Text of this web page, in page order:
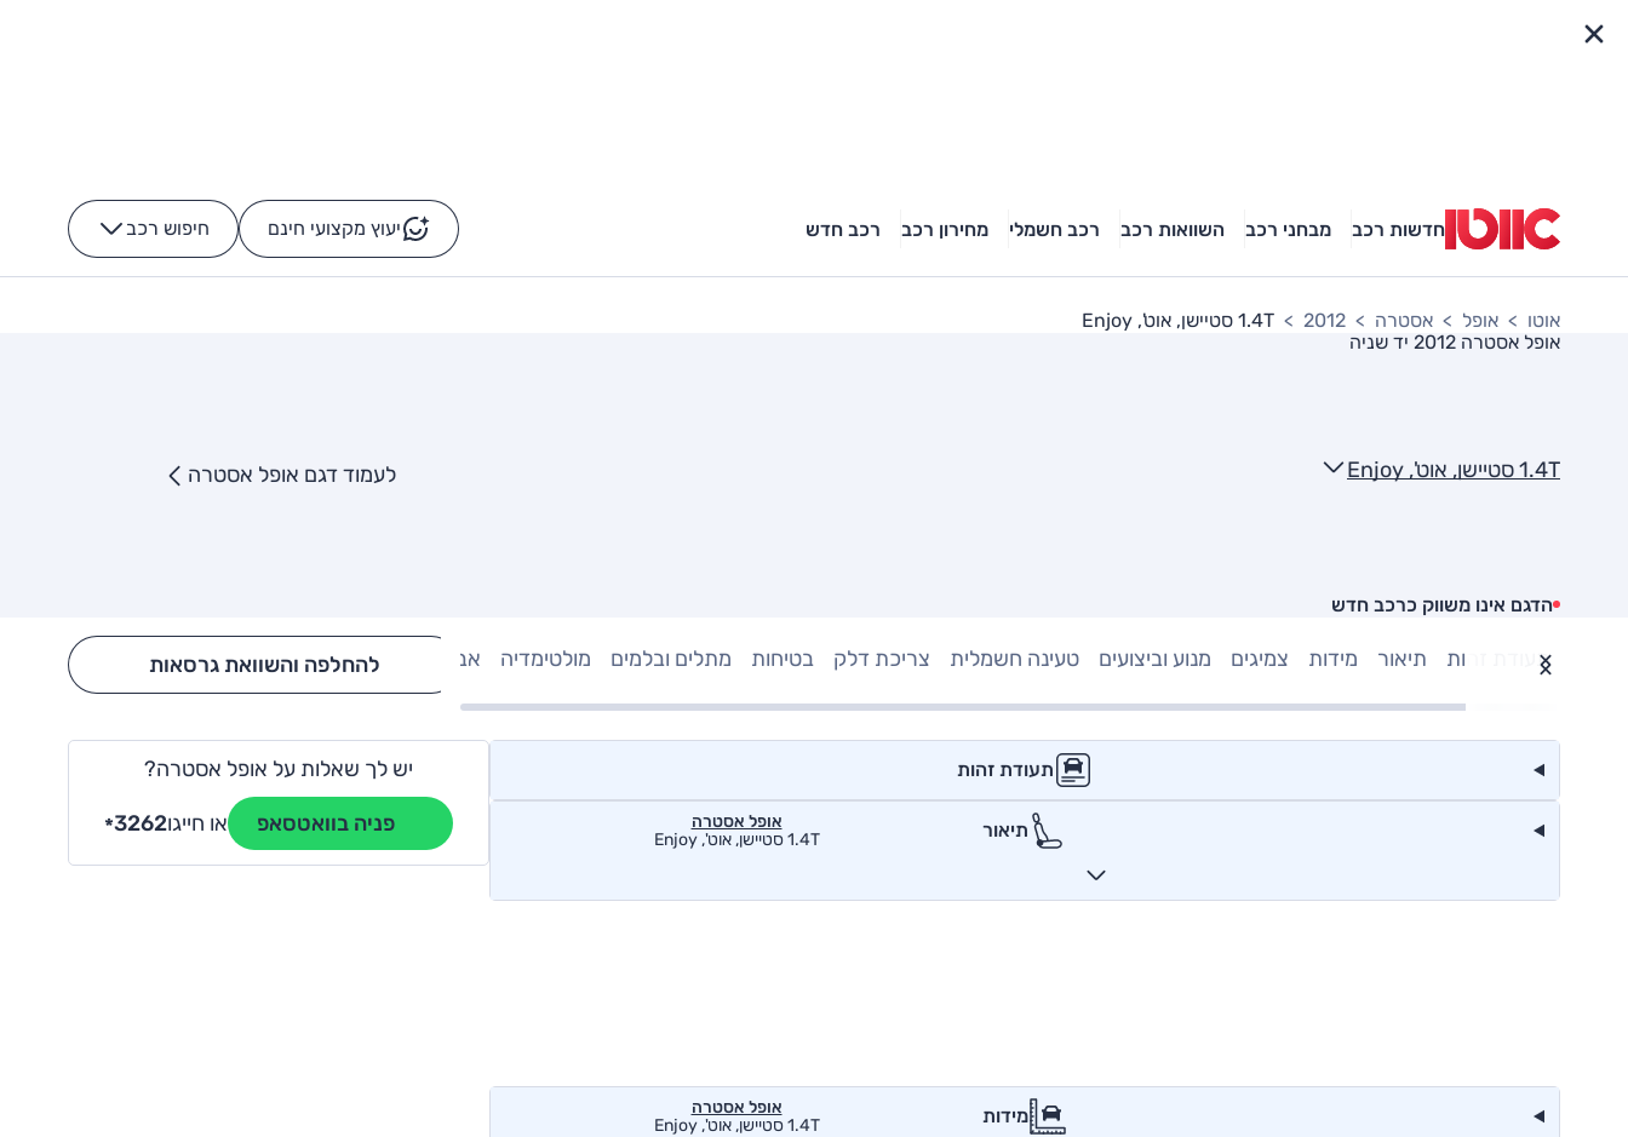
חדשות רכב מבחני רכב השוואות רכב רכב חשמלי מחירון רכב רכב חדש יעוץ מקצועי חינם חיפוש רכב -
אוטו אופל אסטרה 2012
1.4T סטיישן, אוט', Enjoy
אופל אסטרה 2012
יד שניה
1.4T סטיישן, אוט', Enjoy
הדגם אינו משווק כרכב חדש
לעמוד דגם אופל אסטרה
תעודת זהות תיאור מידות צמיגים מנוע וביצועים טעינה חשמלית צריכת דלק בטיחות מתלים ובלמים מולטימדיה אבזור Hide config section
להחלפה והשוואת גרסאות
תעודת זהות
תיאור
אופל אסטרה
1.4T סטיישן, אוט', Enjoy
מידות
אופל אסטרה
1.4T סטיישן, אוט', Enjoy
יש לך שאלות על אופל אסטרה?
פניה בוואטסאפ או חייגו *3262